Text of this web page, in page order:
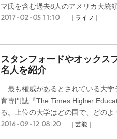
マ氏を含む過去8人のアメリカ大統
2017-02-05 11:10 ｜ライフ｜
スタンフォードやオックス
名人を紹介
最も権威があるとされている大学
育専門誌『The Times Higher
る。上位の大学はどの国で、どの
2016-09-12 08:20 ｜芸能｜